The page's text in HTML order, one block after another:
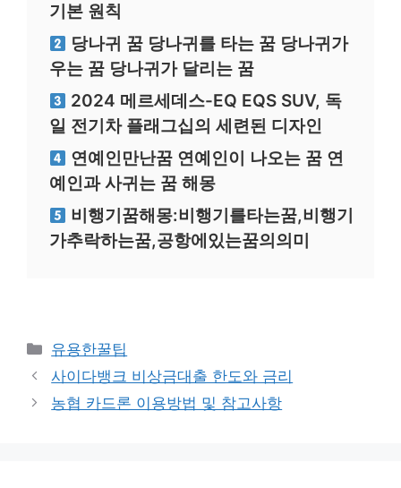
기본 원칙
당나귀 꿈 당나귀를 타는 꿈 당나귀가
우는 꿈 당나귀가 달리는 꿈
2024 메르세데스-EQ EQS SUV, 독
일 전기차 플래그십의 세련된 디자인
연예인만난꿈 연예인이 나오는 꿈 연
예인과 사귀는 꿈 해몽
비행기꿈해몽:비행기를타는꿈,비행기
가추락하는꿈,공항에있는꿈의의미
카
테
리
유용한꿀팁
사이다뱅크 비상금대출 한도와 금리
농협 카드론 이용방법 및 참고사항